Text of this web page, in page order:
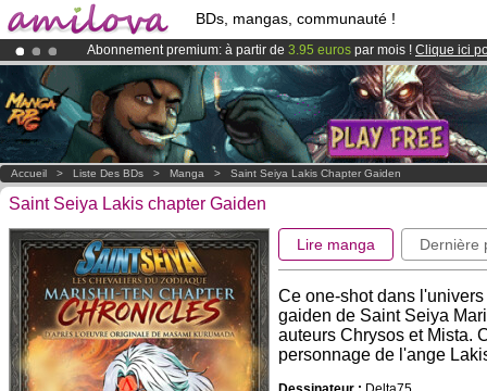
BDs, mangas, communauté !
Abonnement premium: à partir de 3.95 euros par mois ! Clique ici
Déjà 100000membreset 1000BDs & Mangas!
LeKickstarter Amilova est désormais lancé
Accueil > Liste Des BDs > Manga > Saint Seiya Lakis Chapter Gaiden
Saint Seiya Lakis chapter Gaiden
Lire manga Dernière
Ce one-shot dans
gaiden de Saint Seiya
auteurs Chrysos et Mista.
personnage de l'ange